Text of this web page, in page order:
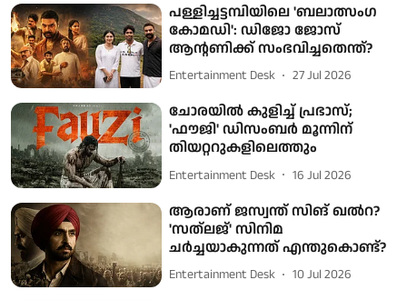
പള്ളിച്ചട്ടമ്പിയിലെ 'ബലാത്സംഗ
കോമഡി': ഡിജോ ജോസ്
ആന്റണിക്ക് സംഭവിച്ചതെന്ത്?
Entertainment Desk 27 Jul 2026
ചോരയിൽ കുളിച്ച് പ്രഭാസ്;
'ഫൗജി' ഡിസംബർ മൂന്നിന്
തിയറ്ററുകളിലെത്തും
Entertainment Desk 16 Jul 2026
ആരാണ് ജസ്വന്ത് സിങ് ഖല്‍റ?
'സത്‌ലജ്' സിനിമ
ചര്‍ച്ചയാകുന്നത് എന്തുകൊണ്ട്?
Entertainment Desk 10 Jul 2026